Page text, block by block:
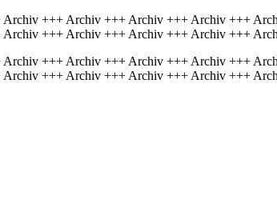
+++ Archiv +++ Archiv +++ Archiv +++
+++ Archiv +++ Archiv +++ Archiv +++
+++ Archiv +++ Archiv +++ Archiv +++
+++ Archiv +++ Archiv +++ Archiv +++